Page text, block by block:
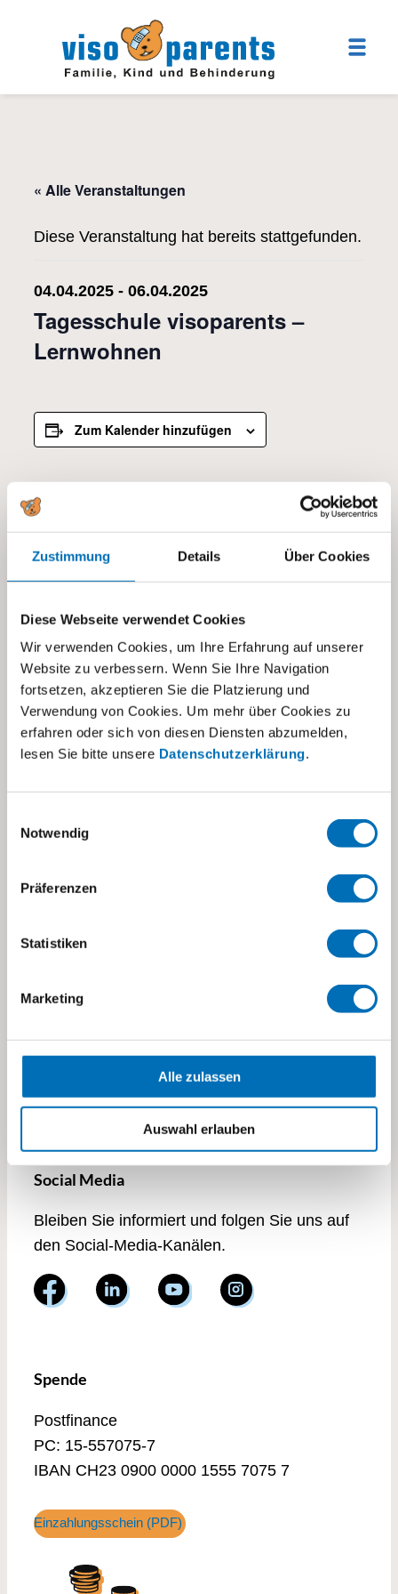
Zustimmung Details Über Cookies
Diese Webseite verwendet Cookies
Wir verwenden Cookies, um Ihre Erfahrung auf unserer
Website zu verbessern. Wenn Sie Ihre Navigation
fortsetzen, akzeptieren Sie die Platzierung und
Verwendung von Cookies. Um mehr über Cookies zu
erfahren oder sich von diesen Diensten abzumelden,
lesen Sie bitte unsere Datenschutzerklärung.
Notwendig
Präferenzen
Statistiken
Marketing
Alle zulassen
Auswahl erlauben
« Alle Veranstaltungen
Diese Veranstaltung hat bereits stattgefunden.
04.04.2025 - 06.04.2025
Tagesschule visoparents –
Lernwohnen
Zum Kalender hinzufügen
DETAILS
Beginn:
04.04.2025
Ende:
Alle, Tagesschule visoparents
Stettbachstrasse 10
+41 43 355 10 20
→ Impressum
Social Media
Bleiben Sie informiert und folgen Sie uns auf
den Social-Media-Kanälen.
Spende
Postfinance
PC: 15-557075-7
IBAN CH23 0900 0000 1555 7075 7
Einzahlungsschein (PDF)